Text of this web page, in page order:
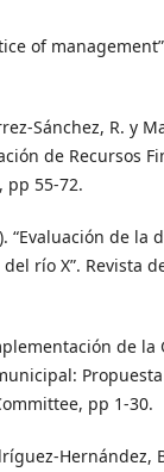
of
Sánchez, R. y
de Recursos
pp 55-72.
“Evaluación de
río X”. Revista
de
pp 1-30.
Hernández,